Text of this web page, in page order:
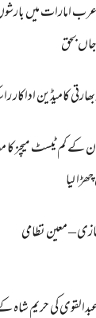
بحق
کامیڈین
کے کم ٹیسٹ میچز کا
لیا
– معین نظامی
کی حریم شاہ